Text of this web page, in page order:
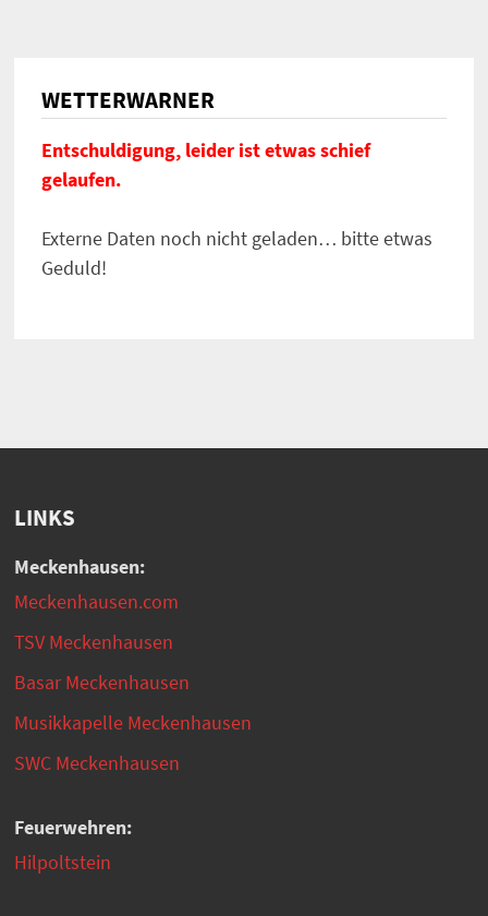
WETTERWARNER
Entschuldigung, leider ist etwas schief
gelaufen.
Externe Daten noch nicht geladen… bitte etwas
Geduld!
LINKS
Meckenhausen:
Meckenhausen.com
TSV Meckenhausen
Basar Meckenhausen
Musikkapelle Meckenhausen
SWC Meckenhausen
Feuerwehren:
Hilpoltstein